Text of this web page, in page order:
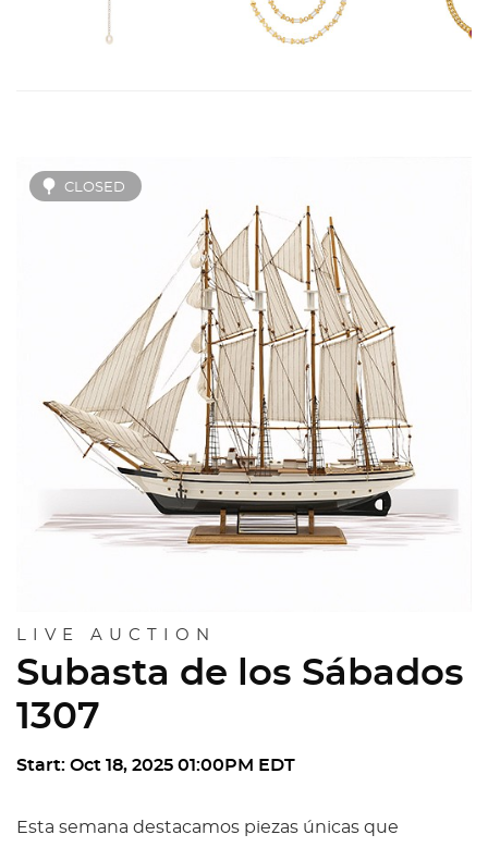
CLOSED
LIVE AUCTION
Subasta de los Sábados
1307
Start: Oct 18, 2025 01:00PM EDT
Esta semana destacamos piezas únicas que